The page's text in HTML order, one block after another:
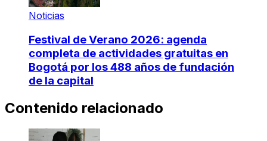
Noticias
Festival de Verano 2026: agenda
completa de actividades gratuitas en
Bogotá por los 488 años de fundación
de la capital
Contenido relacionado